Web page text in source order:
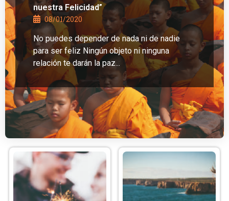
nuestra Felicidad”
08/01/2020
No puedes depender de nada ni de nadie
para ser feliz Ningún objeto ni ninguna
relación te darán la paz...